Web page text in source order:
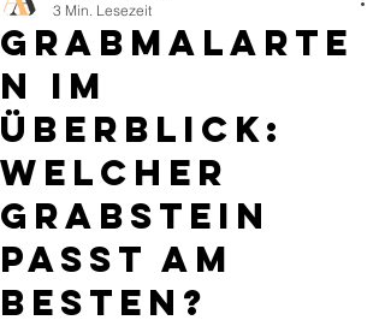
Grabmalarte
n im
Überblick:
Welcher
Grabstein
passt am
besten?
3 Min. Lesezeit